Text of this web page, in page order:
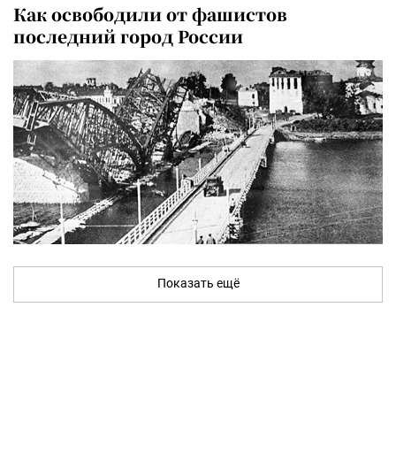
Как освободили от фашистов
последний город России
Показать ещё